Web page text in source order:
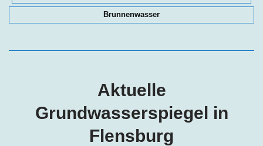
Brunnenwasser
Aktuelle
Grundwasserspiegel in
Flensburg